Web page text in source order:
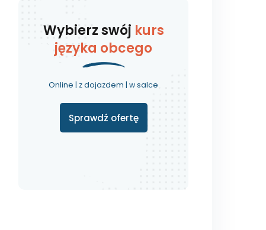
Wybierz swój kurs
języka obcego
Online | z dojazdem | w salce
Sprawdź ofertę